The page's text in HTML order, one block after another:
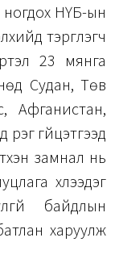
ногдох НҮБ-ын
тэргүүлэгч
23 мянга
Судан, Төв
Афганистан,
гүйцэтгээд
замнал нь
хүлээдэг
байдлын
харуулж